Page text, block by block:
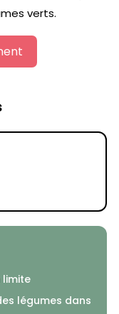
verts.
limite
légumes dans